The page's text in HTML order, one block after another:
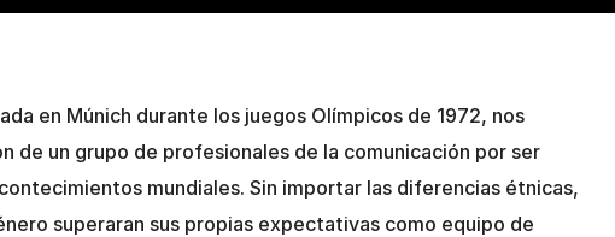
en Múnich durante los juegos Olímpicos de 1972, nos
de un grupo de profesionales de la comunicación por ser
mundiales. Sin importar las diferencias étnicas,
superaran sus propias expectativas como equipo de